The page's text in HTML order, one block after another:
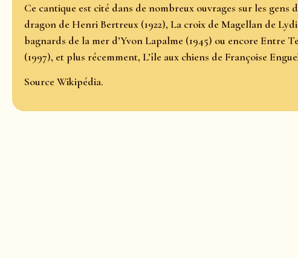
Ce cantique est cité dans de nombreux ouvrages sur les gens
dragon de Henri Bertreux (1922), La croix de Magellan de
bagnards de la mer d’Yvon Lapalme (1945) ou encore Entre
(1997), et plus récemment, L’île aux chiens de Françoise
Source Wikipédia.